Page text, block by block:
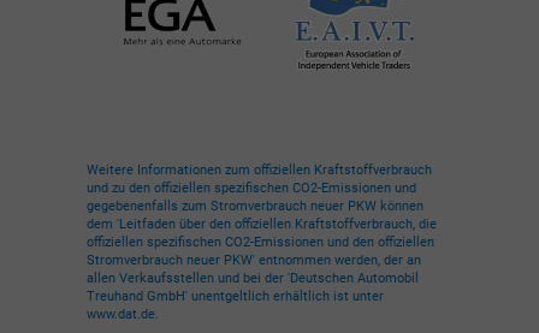
Weitere Informationen zum offiziellen Kraftstoffverbrauch
und zu den offiziellen spezifischen CO2-Emissionen und
gegebenenfalls zum Stromverbrauch neuer PKW können
dem 'Leitfaden über den offiziellen Kraftstoffverbrauch, die
offiziellen spezifischen CO2-Emissionen und den offiziellen
Stromverbrauch neuer PKW' entnommen werden, der an
allen Verkaufsstellen und bei der 'Deutschen Automobil
Treuhand GmbH' unentgeltlich erhältlich ist unter
www.dat.de.